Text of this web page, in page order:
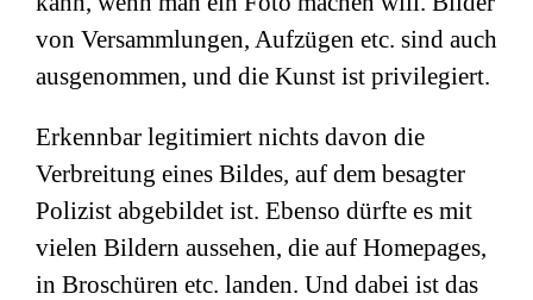
von Versammlungen, Aufzügen etc. sind auch
ausgenommen, und die Kunst ist privilegiert.
Erkennbar legitimiert nichts davon die
Verbreitung eines Bildes, auf dem besagter
Polizist abgebildet ist. Ebenso dürfte es mit
vielen Bildern aussehen, die auf Homepages,
in Broschüren etc. landen. Und dabei ist das